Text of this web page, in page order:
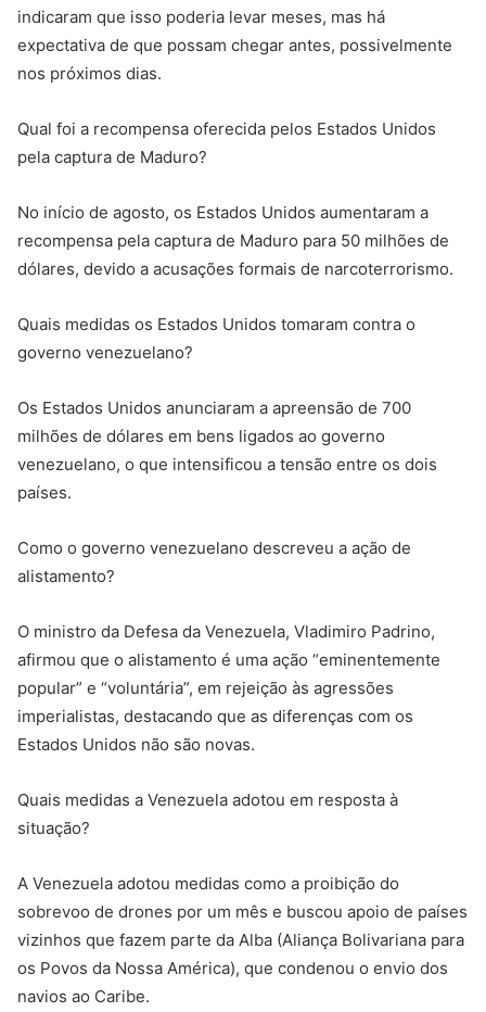
indicaram que isso poderia levar meses, mas há
expectativa de que possam chegar antes, possivelmente
nos próximos dias.
Qual foi a recompensa oferecida pelos Estados Unidos
pela captura de Maduro?
No início de agosto, os Estados Unidos aumentaram a
recompensa pela captura de Maduro para 50 milhões de
dólares, devido a acusações formais de narcoterrorismo.
Quais medidas os Estados Unidos tomaram contra o
governo venezuelano?
Os Estados Unidos anunciaram a apreensão de 700
milhões de dólares em bens ligados ao governo
venezuelano, o que intensificou a tensão entre os dois
países.
Como o governo venezuelano descreveu a ação de
alistamento?
O ministro da Defesa da Venezuela, Vladimiro Padrino,
afirmou que o alistamento é uma ação “eminentemente
popular” e “voluntária”, em rejeição às agressões
imperialistas, destacando que as diferenças com os
Estados Unidos não são novas.
Quais medidas a Venezuela adotou em resposta à
situação?
A Venezuela adotou medidas como a proibição do
sobrevoo de drones por um mês e buscou apoio de países
vizinhos que fazem parte da Alba (Aliança Bolivariana para
os Povos da Nossa América), que condenou o envio dos
navios ao Caribe.